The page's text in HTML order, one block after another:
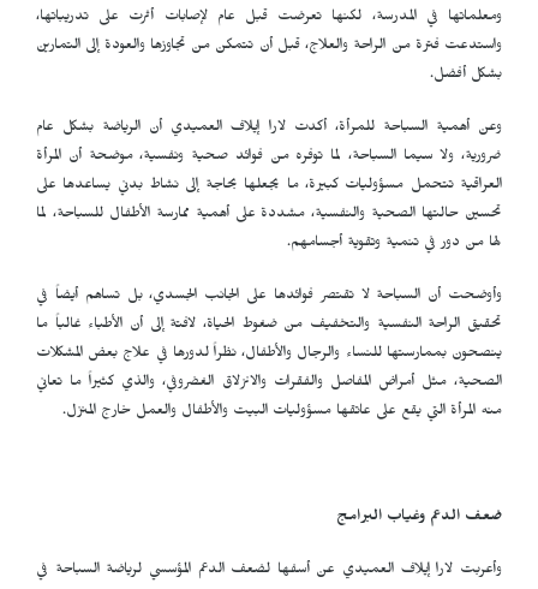
ومعلماتها في المدرسة، لكنها تعرضت قبل عام لإصابات أثرت على تدريباتها،
واستدعت فترة من الراحة والعلاج، قبل أن تتمكن من تجاوزها والعودة إلى التمارين
بشكل أفضل.
وعن أهمية السباحة للمرأة، أكدت لارا إيلاف العميدي أن الرياضة بشكل عام
ضرورية، ولا سيما السباحة، لما توفره من فوائد صحية ونفسية، موضحة أن المرأة
العراقية تتحمل مسؤوليات كبيرة، ما يجعلها بحاجة إلى نشاط بدني يساعدها على
تحسين حالتها الصحية والنفسية، مشددة على أهمية ممارسة الأطفال للسباحة، لما
لها من دور في تنمية وتقوية أجسامهم.
وأوضحت أن السباحة لا تقتصر فوائدها على الجانب الجسدي، بل تساهم أيضاً في
تحقيق الراحة النفسية والتخفيف من ضغوط الحياة، لافتة إلى أن الأطباء غالباً ما
ينصحون بممارستها للنساء والرجال والأطفال، نظراً لدورها في علاج بعض المشكلات
الصحية، مثل أمراض المفاصل والفقرات والانزلاق الغضروفي، والذي كثيراً ما تعاني
منه المرأة التي يقع على عاتقها مسؤوليات البيت والأطفال والعمل خارج المنزل.
ضعف الدعم وغياب البرامج
وأعربت لارا إيلاف العميدي عن أسفها لضعف الدعم المؤسسي لرياضة السباحة في